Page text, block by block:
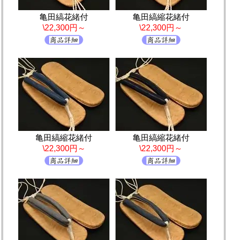
亀田縞花緒付
\22,300円～
亀田縞縮花緒付
\22,300円～
亀田縞縮花緒付
\22,300円～
亀田縞縮花緒付
\22,300円～